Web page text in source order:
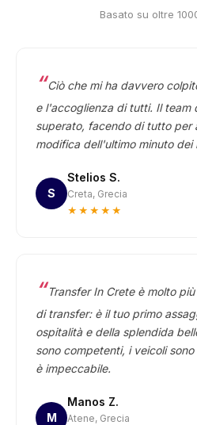
Basato su oltre
Ciò che mi ha davvero
e l'accoglienza di tutti. Il team
superato, facendo di tutto per
modifica dell'ultimo minuto dei
S
Stelios S.
Creta, Grecia
★★★★★
Transfer In Crete è molto
di transfer: è il tuo primo
ospitalità e della splendida
sono competenti, i veicoli
è impeccabile.
M
Manos Z.
Atene, Grecia